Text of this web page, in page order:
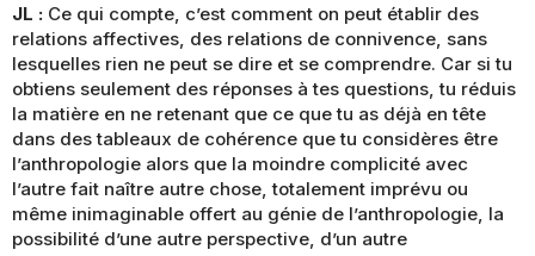
JL : Ce qui compte, c’est comment on peut établir des
relations affectives, des relations de connivence, sans
lesquelles rien ne peut se dire et se comprendre. Car si tu
obtiens seulement des réponses à tes questions, tu réduis
la matière en ne retenant que ce que tu as déjà en tête
dans des tableaux de cohérence que tu considères être
l’anthropologie alors que la moindre complicité avec
l’autre fait naître autre chose, totalement imprévu ou
même inimaginable offert au génie de l’anthropologie, la
possibilité d’une autre perspective, d’un autre